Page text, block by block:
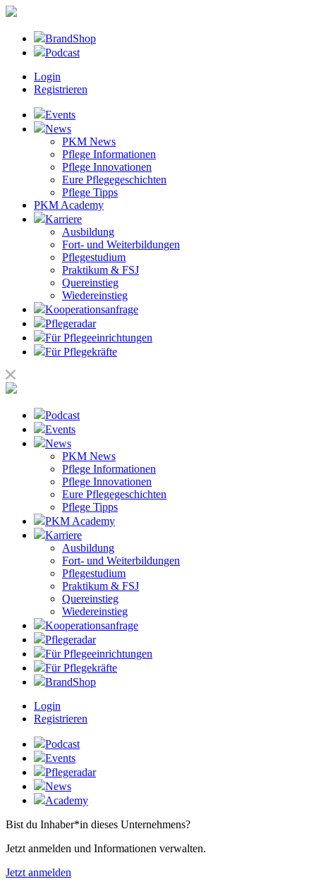
BrandShop
Podcast
Login
Registrieren
Events
News
PKM News
Pflege Informationen
Pflege Innovationen
Eure Pflegegeschichten
Pflege Tipps
PKM Academy
Karriere
Ausbildung
Fort- und Weiterbildungen
Pflegestudium
Praktikum & FSJ
Quereinstieg
Wiedereinstieg
Kooperationsanfrage
Pflegeradar
Für Pflegeeinrichtungen
Für Pflegekräfte
Podcast
Events
News
PKM News
Pflege Informationen
Pflege Innovationen
Eure Pflegegeschichten
Pflege Tipps
PKM Academy
Karriere
Ausbildung
Fort- und Weiterbildungen
Pflegestudium
Praktikum & FSJ
Quereinstieg
Wiedereinstieg
Kooperationsanfrage
Pflegeradar
Für Pflegeeinrichtungen
Für Pflegekräfte
BrandShop
Login
Registrieren
Podcast
Events
Pflegeradar
News
Academy
Bist du Inhaber*in dieses Unternehmens?
Jetzt anmelden und Informationen verwalten.
Jetzt anmelden